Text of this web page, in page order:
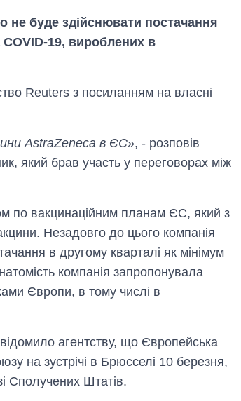
буде здійснювати постачання
19, вироблених в
Reuters з посиланням на власні
AstraZeneca в ЄС», - розповів
який брав участь у переговорах між
по вакцинаційним планам ЄС, який з
Незадовго до цього компанія
в другому кварталі як мінімум
компанія запропонувала
Європи, в тому числі в
агентству, що Європейська
на зустрічі в Брюсселі 10 березня,
Сполучених Штатів.
Як зросли тарифи
на холодну воду у
початок серпня